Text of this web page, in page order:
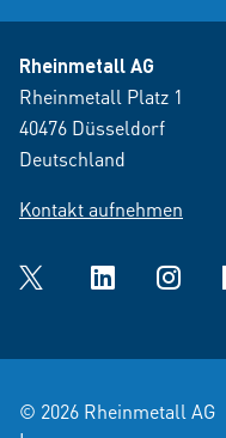
Rheinmetall AG
Rheinmetall Platz 1
40476 Düsseldorf
Deutschland
Kontakt aufnehmen
Twitter LinkedIn
© 2026 Rheinmetall AG